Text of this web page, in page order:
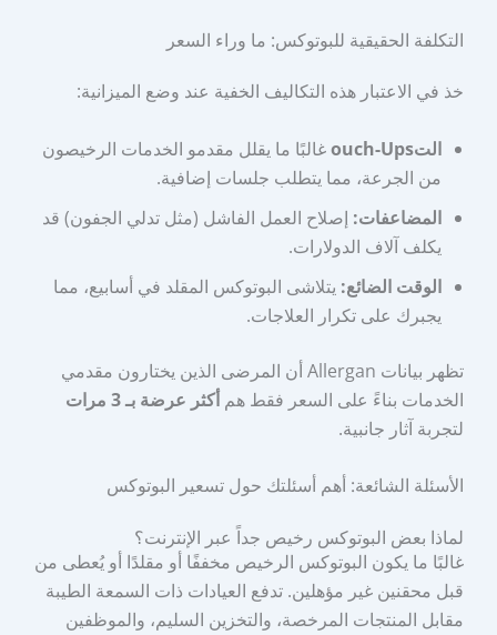
التكلفة الحقيقية للبوتوكس: ما وراء السعر
خذ في الاعتبار هذه التكاليف الخفية عند وضع الميزانية:
التouch-Ups
غالبًا ما يقلل مقدمو الخدمات الرخيصون
من الجرعة، مما يتطلب جلسات إضافية.
المضاعفات: إصلاح العمل الفاشل (مثل تدلي الجفون) قد
يكلف آلاف الدولارات.
الوقت الضائع: يتلاشى البوتوكس المقلد في أسابيع، مما
يجبرك على تكرار العلاجات.
تظهر بيانات Allergan أن المرضى الذين يختارون مقدمي
الخدمات بناءً على السعر فقط همأكثر عرضة بـ 3 مرات
لتجربة آثار جانبية.
الأسئلة الشائعة: أهم أسئلتك حول تسعير البوتوكس
لماذا بعض البوتوكس رخيص جداً عبر الإنترنت؟
غالبًا ما يكون البوتوكس الرخيص مخففًا أو مقلدًا أو يُعطى من
قبل محقنين غير مؤهلين. تدفع العيادات ذات السمعة الطيبة
مقابل المنتجات المرخصة، والتخزين السليم، والموظفين